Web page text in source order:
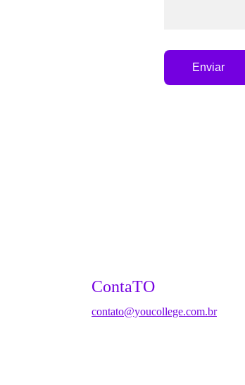
Enviar
ContaTO
contato@youcollege.com.br